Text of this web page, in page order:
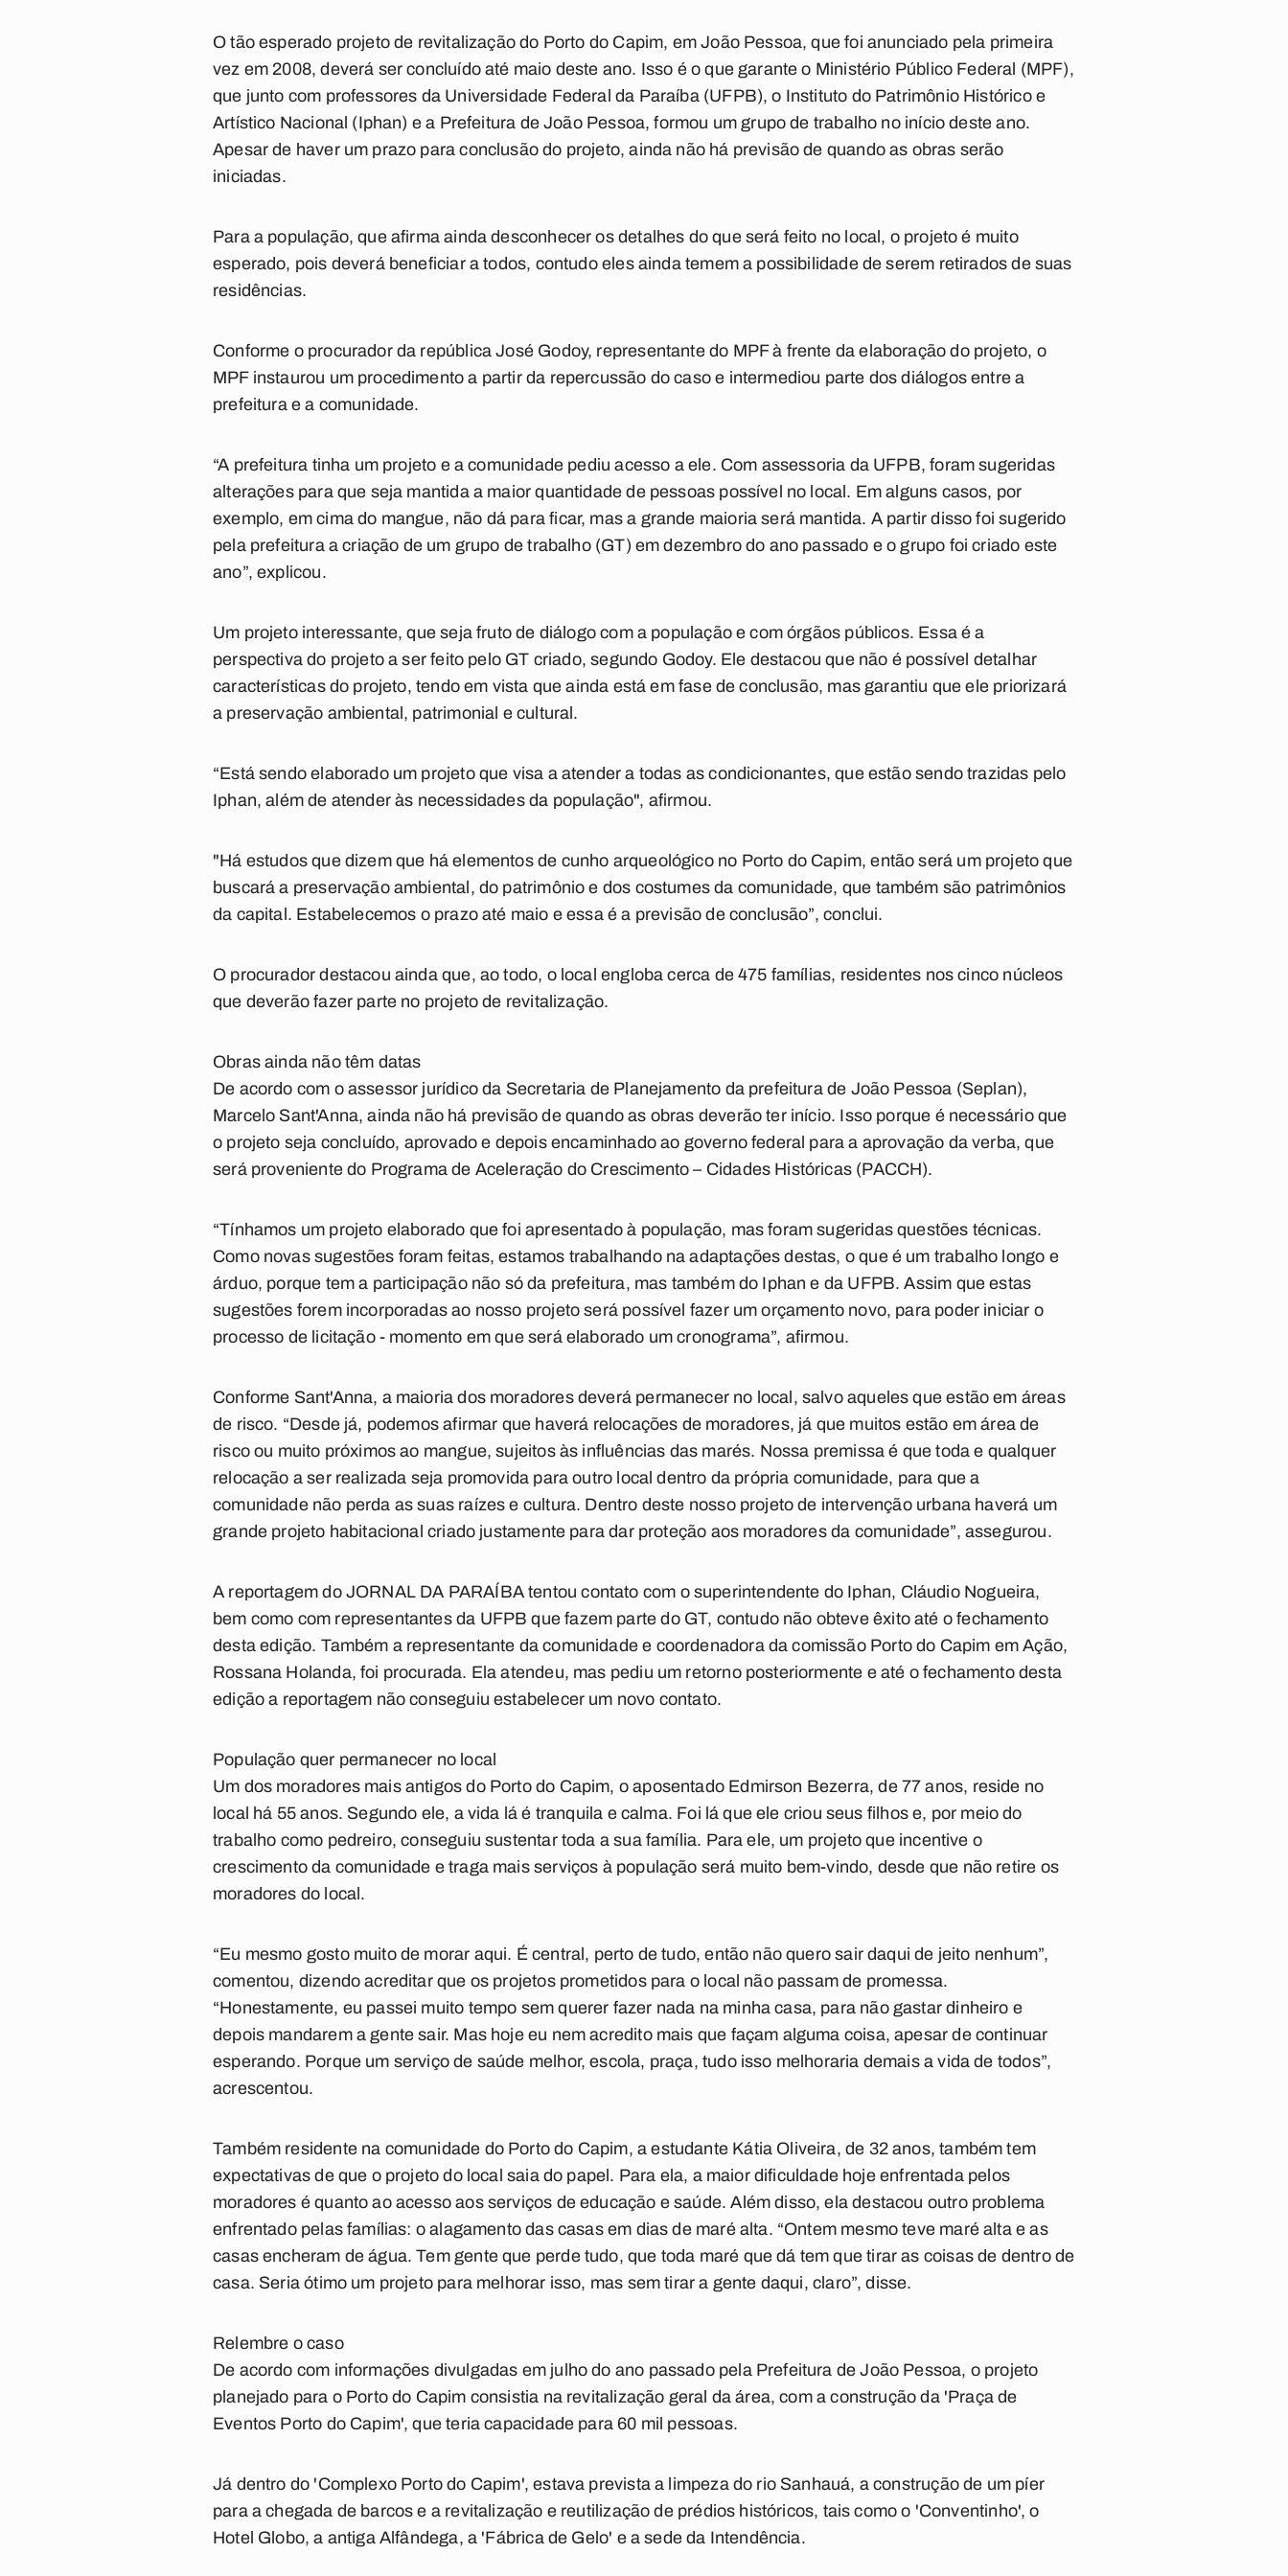
O tão esperado projeto de revitalização do Porto do Capim, em João Pessoa, que foi anunciado pela primeira
vez em 2008, deverá ser concluído até maio deste ano. Isso é o que garante o Ministério Público Federal (MPF),
que junto com professores da Universidade Federal da Paraíba (UFPB), o Instituto do Patrimônio Histórico e
Artístico Nacional (Iphan) e a Prefeitura de João Pessoa, formou um grupo de trabalho no início deste ano.
Apesar de haver um prazo para conclusão do projeto, ainda não há previsão de quando as obras serão
iniciadas.
Para a população, que afirma ainda desconhecer os detalhes do que será feito no local, o projeto é muito
esperado, pois deverá beneficiar a todos, contudo eles ainda temem a possibilidade de serem retirados de suas
residências.
Conforme o procurador da república José Godoy, representante do MPF à frente da elaboração do projeto, o
MPF instaurou um procedimento a partir da repercussão do caso e intermediou parte dos diálogos entre a
prefeitura e a comunidade.
“A prefeitura tinha um projeto e a comunidade pediu acesso a ele. Com assessoria da UFPB, foram sugeridas
alterações para que seja mantida a maior quantidade de pessoas possível no local. Em alguns casos, por
exemplo, em cima do mangue, não dá para ficar, mas a grande maioria será mantida. A partir disso foi sugerido
pela prefeitura a criação de um grupo de trabalho (GT) em dezembro do ano passado e o grupo foi criado este
ano”, explicou.
Um projeto interessante, que seja fruto de diálogo com a população e com órgãos públicos. Essa é a
perspectiva do projeto a ser feito pelo GT criado, segundo Godoy. Ele destacou que não é possível detalhar
características do projeto, tendo em vista que ainda está em fase de conclusão, mas garantiu que ele priorizará
a preservação ambiental, patrimonial e cultural.
“Está sendo elaborado um projeto que visa a atender a todas as condicionantes, que estão sendo trazidas pelo
Iphan, além de atender às necessidades da população", afirmou.
"Há estudos que dizem que há elementos de cunho arqueológico no Porto do Capim, então será um projeto que
buscará a preservação ambiental, do patrimônio e dos costumes da comunidade, que também são patrimônios
da capital. Estabelecemos o prazo até maio e essa é a previsão de conclusão”, conclui.
O procurador destacou ainda que, ao todo, o local engloba cerca de 475 famílias, residentes nos cinco núcleos
que deverão fazer parte no projeto de revitalização.
Obras ainda não têm datas
De acordo com o assessor jurídico da Secretaria de Planejamento da prefeitura de João Pessoa (Seplan),
Marcelo Sant'Anna, ainda não há previsão de quando as obras deverão ter início. Isso porque é necessário que
o projeto seja concluído, aprovado e depois encaminhado ao governo federal para a aprovação da verba, que
será proveniente do Programa de Aceleração do Crescimento – Cidades Históricas (PACCH).
“Tínhamos um projeto elaborado que foi apresentado à população, mas foram sugeridas questões técnicas.
Como novas sugestões foram feitas, estamos trabalhando na adaptações destas, o que é um trabalho longo e
árduo, porque tem a participação não só da prefeitura, mas também do Iphan e da UFPB. Assim que estas
sugestões forem incorporadas ao nosso projeto será possível fazer um orçamento novo, para poder iniciar o
processo de licitação - momento em que será elaborado um cronograma”, afirmou.
Conforme Sant'Anna, a maioria dos moradores deverá permanecer no local, salvo aqueles que estão em áreas
de risco. “Desde já, podemos afirmar que haverá relocações de moradores, já que muitos estão em área de
risco ou muito próximos ao mangue, sujeitos às influências das marés. Nossa premissa é que toda e qualquer
relocação a ser realizada seja promovida para outro local dentro da própria comunidade, para que a
comunidade não perda as suas raízes e cultura. Dentro deste nosso projeto de intervenção urbana haverá um
grande projeto habitacional criado justamente para dar proteção aos moradores da comunidade”, assegurou.
A reportagem do JORNAL DA PARAÍBA tentou contato com o superintendente do Iphan, Cláudio Nogueira,
bem como com representantes da UFPB que fazem parte do GT, contudo não obteve êxito até o fechamento
desta edição. Também a representante da comunidade e coordenadora da comissão Porto do Capim em Ação,
Rossana Holanda, foi procurada. Ela atendeu, mas pediu um retorno posteriormente e até o fechamento desta
edição a reportagem não conseguiu estabelecer um novo contato.
População quer permanecer no local
Um dos moradores mais antigos do Porto do Capim, o aposentado Edmirson Bezerra, de 77 anos, reside no
local há 55 anos. Segundo ele, a vida lá é tranquila e calma. Foi lá que ele criou seus filhos e, por meio do
trabalho como pedreiro, conseguiu sustentar toda a sua família. Para ele, um projeto que incentive o
crescimento da comunidade e traga mais serviços à população será muito bem-vindo, desde que não retire os
moradores do local.
“Eu mesmo gosto muito de morar aqui. É central, perto de tudo, então não quero sair daqui de jeito nenhum”,
comentou, dizendo acreditar que os projetos prometidos para o local não passam de promessa.
“Honestamente, eu passei muito tempo sem querer fazer nada na minha casa, para não gastar dinheiro e
depois mandarem a gente sair. Mas hoje eu nem acredito mais que façam alguma coisa, apesar de continuar
esperando. Porque um serviço de saúde melhor, escola, praça, tudo isso melhoraria demais a vida de todos”,
acrescentou.
Também residente na comunidade do Porto do Capim, a estudante Kátia Oliveira, de 32 anos, também tem
expectativas de que o projeto do local saia do papel. Para ela, a maior dificuldade hoje enfrentada pelos
moradores é quanto ao acesso aos serviços de educação e saúde. Além disso, ela destacou outro problema
enfrentado pelas famílias: o alagamento das casas em dias de maré alta. “Ontem mesmo teve maré alta e as
casas encheram de água. Tem gente que perde tudo, que toda maré que dá tem que tirar as coisas de dentro de
casa. Seria ótimo um projeto para melhorar isso, mas sem tirar a gente daqui, claro”, disse.
Relembre o caso
De acordo com informações divulgadas em julho do ano passado pela Prefeitura de João Pessoa, o projeto
planejado para o Porto do Capim consistia na revitalização geral da área, com a construção da 'Praça de
Eventos Porto do Capim', que teria capacidade para 60 mil pessoas.
Já dentro do 'Complexo Porto do Capim', estava prevista a limpeza do rio Sanhauá, a construção de um píer
para a chegada de barcos e a revitalização e reutilização de prédios históricos, tais como o 'Conventinho', o
Hotel Globo, a antiga Alfândega, a 'Fábrica de Gelo' e a sede da Intendência.